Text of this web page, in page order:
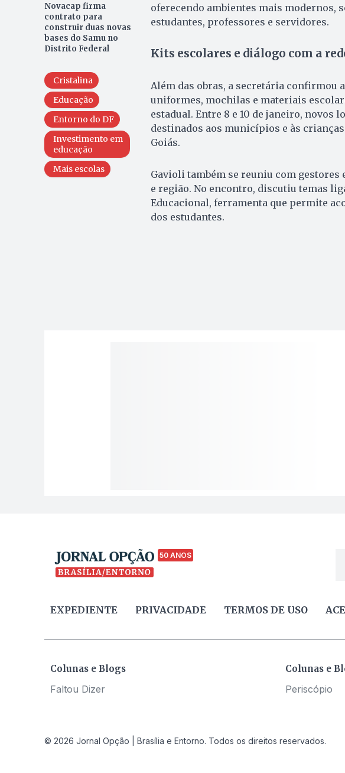
Novacap firma
contrato para
construir duas novas
bases do Samu no
Distrito Federal
Cristalina
Educação
Entorno do DF
Investimento em
educação
Mais escolas
oferecendo ambientes mais modernos,
estudantes, professores e servidores.
Kits escolares e diálogo com a
Além das obras, a secretária confirmou
uniformes, mochilas e materiais
estadual. Entre 8 e 10 de janeiro, novos
destinados aos municípios e às
Goiás.
Gavioli também se reuniu com
e região. No encontro, discutiu temas
Educacional, ferramenta que permite
dos estudantes.
50 ANOS
EXPEDIENTE PRIVACIDADE TERMOS DE USO
Colunas e Blogs
Faltou Dizer
Colunas e
Periscópio
© 2026 Jornal Opção | Brasília e Entorno. Todos os direitos reservados.